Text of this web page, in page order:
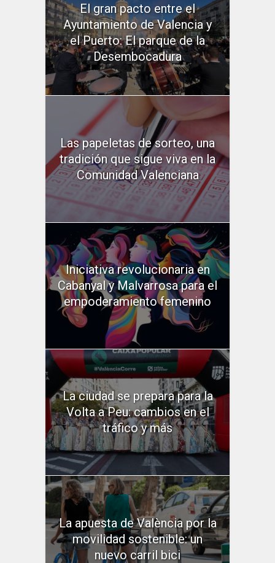
El gran pacto entre el
Ayuntamiento de Valencia y
el Puerto: El parque de la
Desembocadura
Las papeletas de sorteo, una
tradición que sigue viva en la
Comunidad Valenciana
Iniciativa revolucionaria en
Cabanyal y Malvarrosa para el
empoderamiento femenino
La ciudad se prepara para la
Volta a Peu: cambios en el
tráfico y más
La apuesta de València por la
movilidad sostenible: un
nuevo carril bici